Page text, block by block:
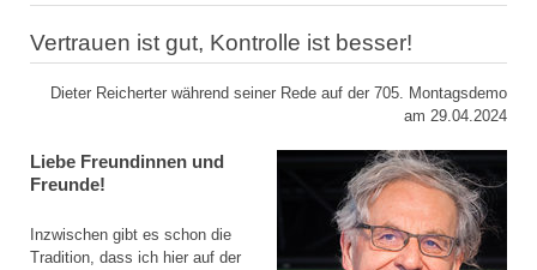
Vertrauen ist gut, Kontrolle ist besser!
Dieter Reicherter während seiner Rede auf der 705. Montagsdemo
am 29.04.2024
Liebe Freundinnen und
Freunde!
Inzwischen gibt es schon die
Tradition, dass ich hier auf der